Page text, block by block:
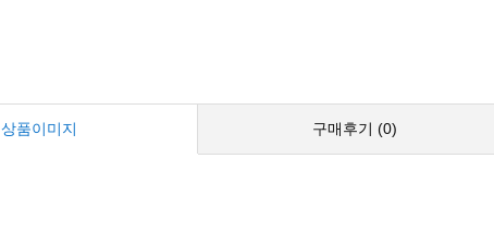
상품이미지 구매후기 (0)